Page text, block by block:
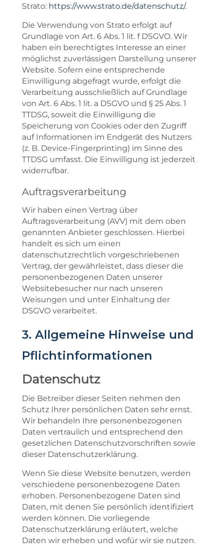
Strato: https://www.strato.de/datenschutz/.
Die Verwendung von Strato erfolgt auf
Grundlage von Art. 6 Abs. 1 lit. f DSGVO. Wir
haben ein berechtigtes Interesse an einer
möglichst zuverlässigen Darstellung unserer
Website. Sofern eine entsprechende
Einwilligung abgefragt wurde, erfolgt die
Verarbeitung ausschließlich auf Grundlage
von Art. 6 Abs. 1 lit. a DSGVO und § 25 Abs. 1
TTDSG, soweit die Einwilligung die
Speicherung von Cookies oder den Zugriff
auf Informationen im Endgerät des Nutzers
(z. B. Device-Fingerprinting) im Sinne des
TTDSG umfasst. Die Einwilligung ist jederzeit
widerrufbar.
Auftragsverarbeitung
Wir haben einen Vertrag über
Auftragsverarbeitung (AVV) mit dem oben
genannten Anbieter geschlossen. Hierbei
handelt es sich um einen
datenschutzrechtlich vorgeschriebenen
Vertrag, der gewährleistet, dass dieser die
personenbezogenen Daten unserer
Websitebesucher nur nach unseren
Weisungen und unter Einhaltung der
DSGVO verarbeitet.
3. Allgemeine Hinweise und
Pflicht­informationen
Datenschutz
Die Betreiber dieser Seiten nehmen den
Schutz Ihrer persönlichen Daten sehr ernst.
Wir behandeln Ihre personenbezogenen
Daten vertraulich und entsprechend den
gesetzlichen Datenschutzvorschriften sowie
dieser Datenschutzerklärung.
Wenn Sie diese Website benutzen, werden
verschiedene personenbezogene Daten
erhoben. Personenbezogene Daten sind
Daten, mit denen Sie persönlich identifiziert
werden können. Die vorliegende
Datenschutzerklärung erläutert, welche
Daten wir erheben und wofür wir sie nutzen.